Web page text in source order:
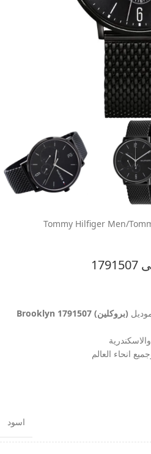
/
Tommy Hilfiger Men
(بروكلين) Brooklyn 1791507
انحاء العالم
اسود